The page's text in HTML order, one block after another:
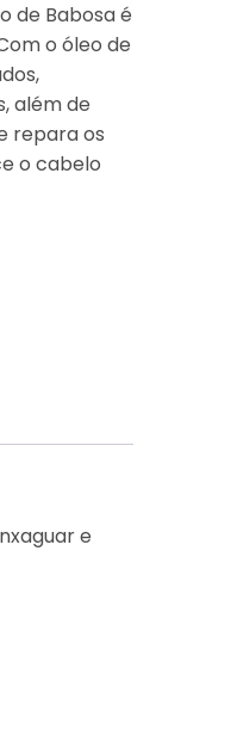
de Babosa é
o óleo de
além de
repara os
o cabelo
e